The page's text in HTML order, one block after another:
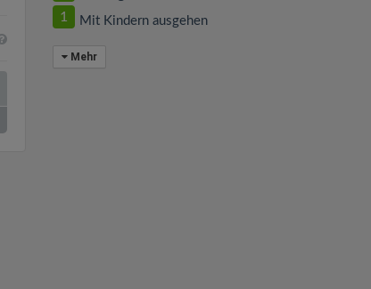
1 Mit Kindern ausgehen
Mehr